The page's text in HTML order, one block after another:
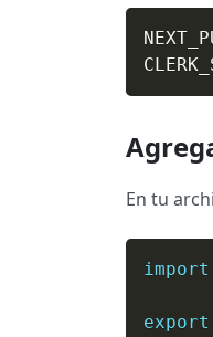
En tu
import
export